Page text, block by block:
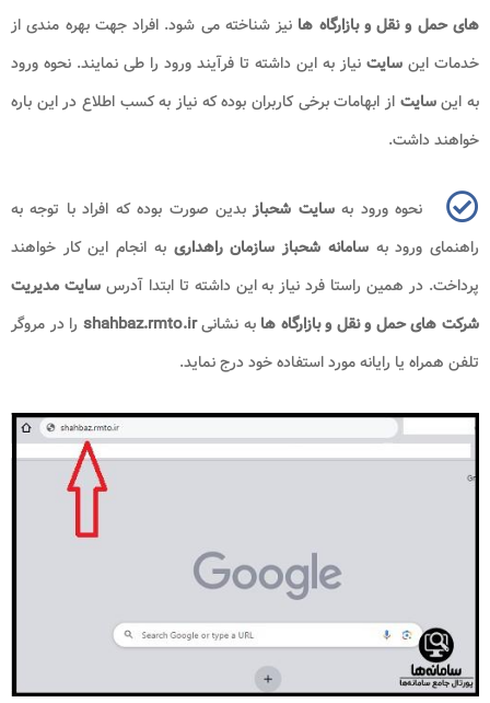
های حمل و نقل و بازارگاه ها نیز شناخته می شود. افراد جهت بهره مندی از
خدمات این سایت نیاز به این داشته تا فرآیند ورود را طی نمایند. نحوه ورود
به اینسایت از ابهامات برخی کاربران بوده که نیاز به کسب اطلاع در این باره
خواهند داشت.
نحوه ورود بهسایت شحبازبدین صورت بوده که افراد با توجه به
راهنمای ورود بهسامانه شحباز سازمان راهداریبه انجام این کار خواهند
پرداخت. در همین راستا فرد نیاز به این داشته تا ابتدا آدرسسایت مدیریت
شرکت های حمل و نقل و بازارگاه ها به نشانیshahbaz.rmto.ir را در مروگر
تلفن همراه یا رایانه مورد استفاده خود درج نماید.